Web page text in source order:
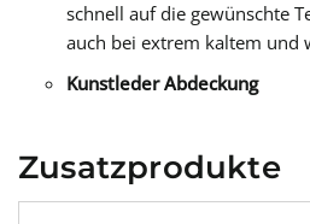
schnell auf die gewünschte
auch bei extrem kaltem und
Kunstleder Abdeckung
Zusatzprodukte